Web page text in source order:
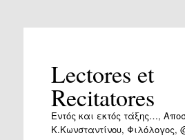
Lectores et
Recitatores
Εντός και εκτός τάξης…,
Κ.Κωνσταντίνου, Φιλόλογος,